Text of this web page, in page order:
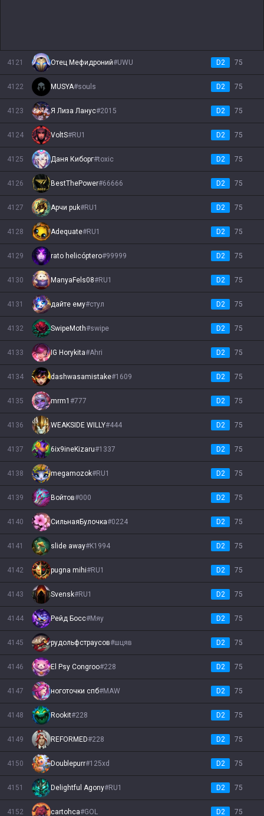
4121 Отец Мефидроний#UWU D2 75
4122 MUSYA#souls D2 75
4123 Я Лиза Ланус#2015 D2 75
4124 VoltS#RU1 D2 75
4125 Даня Киборг#toxic D2 75
4126 BestThePower#66666 D2 75
4127 Арчи puk#RU1 D2 75
4128 Adequate#RU1 D2 75
4129 rato helicóptero#99999 D2 75
4130 ManyaFels08#RU1 D2 75
4131 дайте ему#стул D2 75
4132 SwipeMoth#swipe D2 75
4133 IG Horykita#Ahri D2 75
4134 dashwasamistake#1609 D2 75
4135 mrm1 #777 D2 75
4136 WEAKSIDE WILLY#444 D2 75
4137 6ix9ineKizaru#1337 D2 75
4138 megamozok#RU1 D2 75
4139 Войтов#000 D2 75
4140 CильнаяБулочка#0224 D2 75
4141 slide away#K1994 D2 75
4142 pugna mihi#RU1 D2 75
4143 Svensk#RU1 D2 75
4144 Рейд Босс#Мяу D2 75
4145 рудольфстраусов#шцяв D2 75
4146 El Psy Congroo#228 D2 75
4147 ноготочки спб#MAW D2 75
4148 Rookit#228 D2 75
4149 REFORMED#228 D2 75
4150 Doublepurr#125xd D2 75
4151 Delightful Agony#RU1 D2 75
4152 cartohca#GOL D2 75